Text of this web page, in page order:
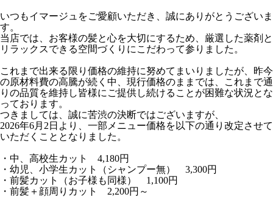
いつもイマージュをご愛顧いただき、誠にありがとうございま
す。
当店では、お客様の髪と心を大切にするため、厳選した薬剤と
リラックスできる空間づくりにこだわって参りました。
これまで出来る限り価格の維持に努めてまいりましたが、昨今
の原材料費の高騰が続く中、現行価格のままでは、これまで通
りの品質を維持し皆様にご提供し続けることが困難な状況とな
っております。
つきましては、誠に苦渋の決断ではございますが、
2026年6月2日より、一部メニュー価格を以下の通り改定させて
いただくこととなりました。
・中、高校生カット 4,180円
・幼児、小学生カット（シャンプー無） 3,300円
・前髪カット（お子様も同様） 1,100円
・前髪＋顔周りカット 2,200円～